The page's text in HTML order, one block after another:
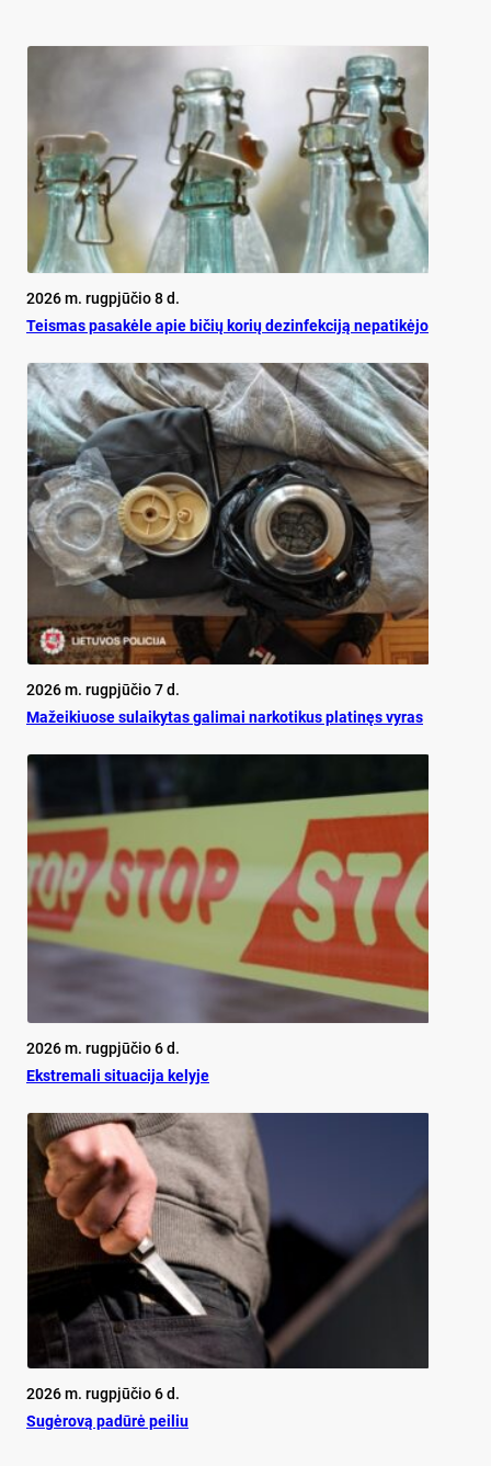
2026 m. rugpjūčio 8 d.
Teis­mas pa­sa­kė­le apie bi­čių ko­rių de­zin­fek­ci­ją ne­pa­ti­kė­jo
2026 m. rugpjūčio 7 d.
Mažeikiuose sulaikytas galimai narkotikus platinęs vyras
2026 m. rugpjūčio 6 d.
Ekst­re­ma­li si­tua­ci­ja ke­ly­je
2026 m. rugpjūčio 6 d.
Su­gė­ro­vą pa­dū­rė pei­liu